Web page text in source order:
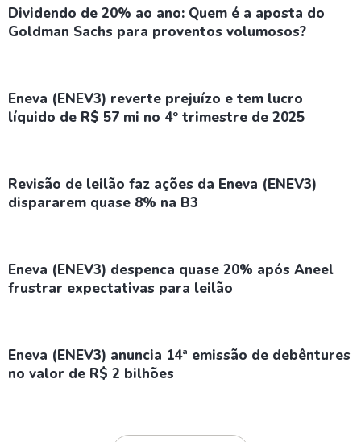
Dividendo de 20% ao ano: Quem é a aposta do
Goldman Sachs para proventos volumosos?
Eneva (ENEV3) reverte prejuízo e tem lucro
líquido de R$ 57 mi no 4º trimestre de 2025
Revisão de leilão faz ações da Eneva (ENEV3)
dispararem quase 8% na B3
Eneva (ENEV3) despenca quase 20% após Aneel
frustrar expectativas para leilão
Eneva (ENEV3) anuncia 14ª emissão de debêntures
no valor de R$ 2 bilhões